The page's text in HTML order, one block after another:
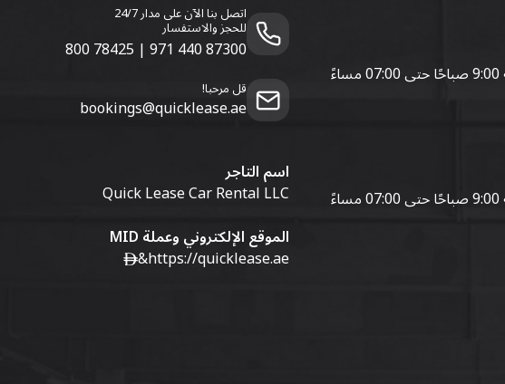
اتصل بنا الآن على مدار 24/7
للحجز والاستفسار
800 78425 | 971 440 87300
قل مرحبا!
bookings@quicklease.ae
اسم التاجر
Quick Lease Car Rental LLC
الموقع الإلكتروني وعملة MID
https://quicklease.ae
&